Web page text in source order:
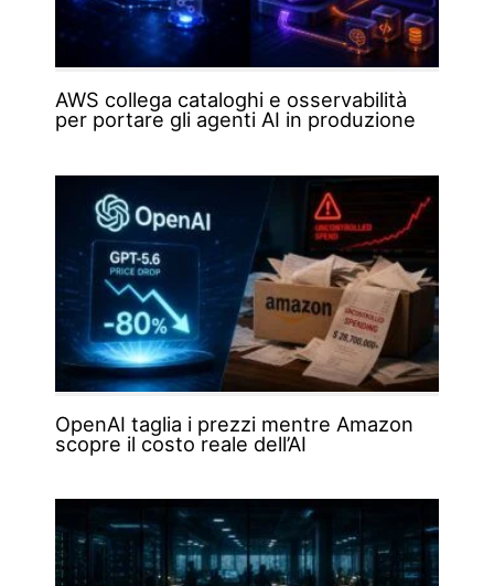
AWS collega cataloghi e osservabilità
per portare gli agenti AI in produzione
OpenAI taglia i prezzi mentre Amazon
scopre il costo reale dell’AI